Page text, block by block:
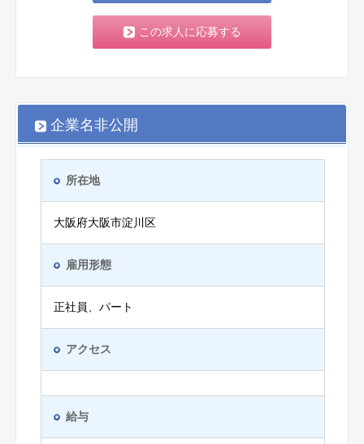
この求人に応募する
企業名非公開
所在地
大阪府大阪市淀川区
雇用形態
正社員、パート
アクセス
給与